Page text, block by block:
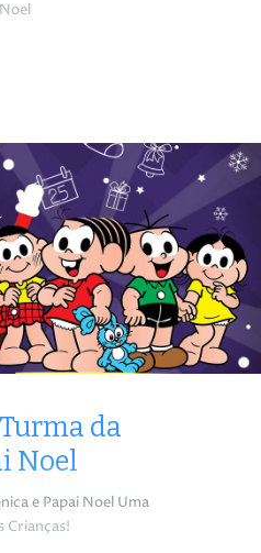
da
Noel
e Papai Noel Uma
Crianças!